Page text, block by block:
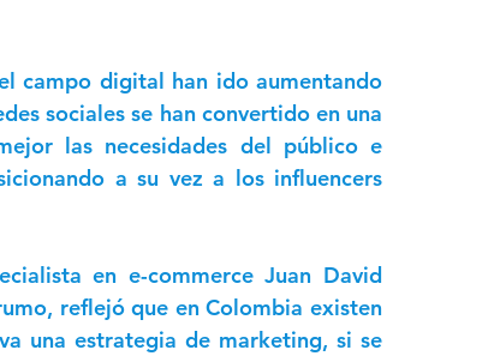
campo digital han ido aumentando
sociales se han convertido en una
las necesidades del público e
a su vez a los influencers
en e-commerce Juan David
reflejó que en Colombia existen
una estrategia de marketing, si se